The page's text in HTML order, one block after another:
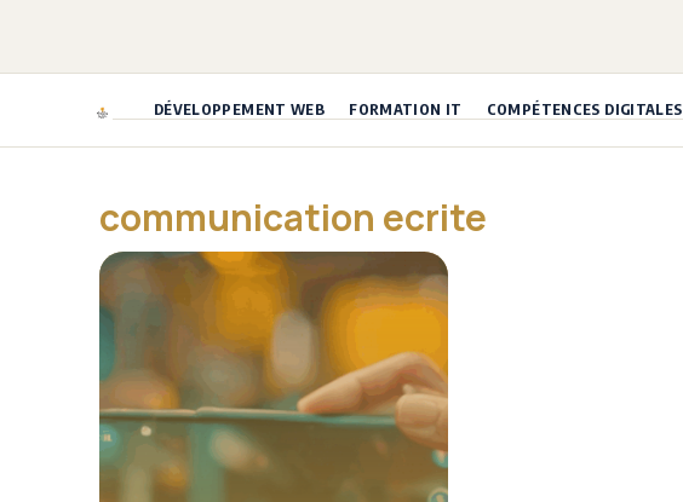
contenu
DÉVELOPPEMENT WEB FORMATION IT COMPÉTENCES DIGITALES
communication ecrite